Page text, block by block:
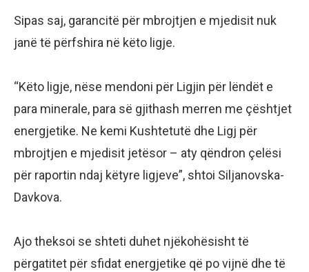
Sipas saj, garancitë për mbrojtjen e mjedisit nuk
janë të përfshira në këto ligje.
“Këto ligje, nëse mendoni për Ligjin për lëndët e
para minerale, para së gjithash merren me çështjet
energjetike. Ne kemi Kushtetutë dhe Ligj për
mbrojtjen e mjedisit jetësor – aty qëndron çelësi
për raportin ndaj këtyre ligjeve”, shtoi Siljanovska-
Davkova.
Ajo theksoi se shteti duhet njëkohësisht të
përgatitet për sfidat energjetike që po vijnë dhe të